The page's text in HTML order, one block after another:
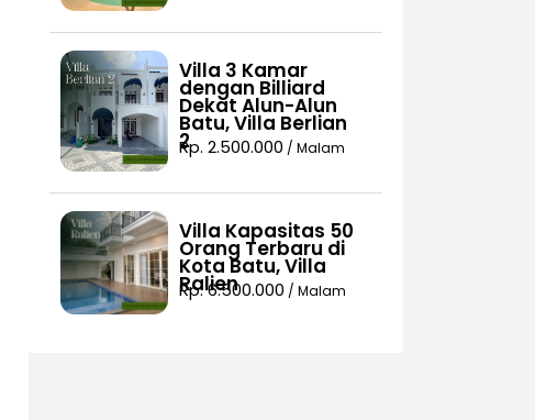
Villa 3 Kamar
dengan Billiard
Dekat Alun-Alun
Batu, Villa Berlian
2
Rp. 2.500.000 / Malam
Villa Kapasitas 50
Orang Terbaru di
Kota Batu, Villa
Ralien
Rp. 6.500.000 / Malam